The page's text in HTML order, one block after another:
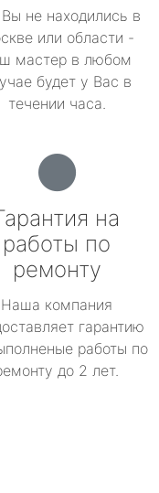
не находились в
или области -
мастер в любом
будет у Вас в
течении часа.
на
работы по
ремонту
Наша компания
гарантию
работы по
до 2 лет.